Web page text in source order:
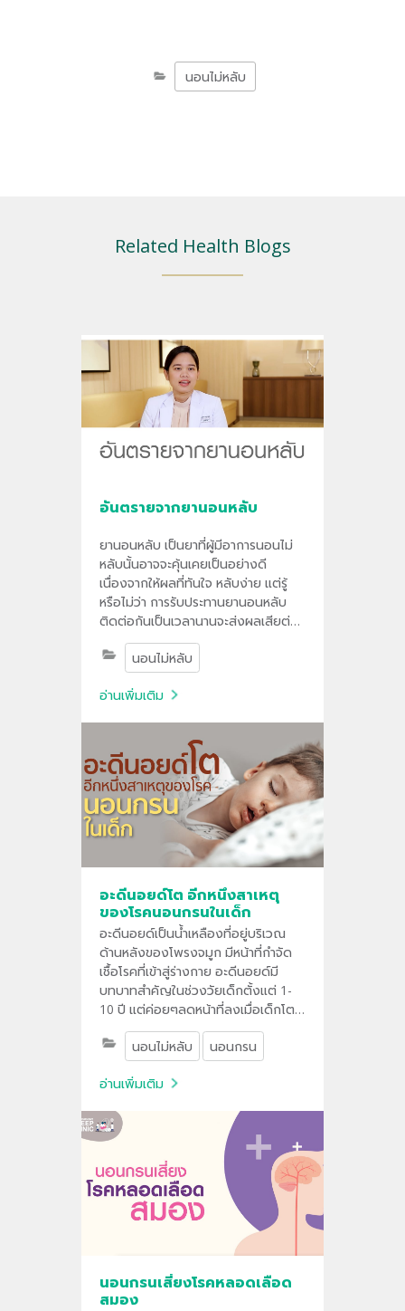
นอนไม่หลับ
Related Health Blogs
อันตรายจากยานอนหลับ
​ยานอนหลับ เป็นยาที่ผู้มีอาการนอนไม่
หลับนั้นอาจจะคุ้นเคยเป็นอย่างดี
เนื่องจากให้ผลที่ทันใจ หลับง่าย แต่รู้
หรือไม่ว่า การรับประทานยานอนหลับ
ติดต่อกันเป็นเวลานานจะส่งผลเสียต่อ
สุขภาพมากมาย
นอนไม่หลับ
อ่านเพิ่มเติม
อะดีนอยด์โต อีกหนึ่งสาเหตุ
ของโรคนอนกรนในเด็ก
อะดีนอยด์เป็นน้ำเหลืองที่อยู่บริเวณ
ด้านหลังของโพรงจมูก มีหน้าที่กำจัด
เชื้อโรคที่เข้าสู่ร่างกาย อะดีนอยด์มี
บทบาทสำคัญในช่วงวัยเด็กตั้งแต่ 1-
10 ปี แต่ค่อยๆลดหน้าที่ลงเมื่อเด็กโต
เป็นวัยรุ่น ในเด็กที่เป็นโรคภูมิแพ้ โรค
ไซนัสอักเสบเรื้อรังหรือเป็นหวัดเรื้อรัง
ซ้ำซาก ปัญหาเหล่านี้อาจไปกระตุ้นให้อะดี
นอยด์โตขึ้นได้
นอนไม่หลับ นอนกรน
อ่านเพิ่มเติม
นอนกรนเสี่ยงโรคหลอดเลือด
สมอง